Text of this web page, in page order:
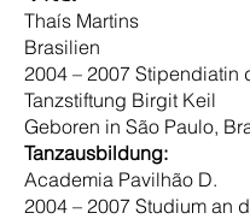
Thaís Martins
Brasilien
2004 – 2007 Stipendiatin
Tanzstiftung Birgit Keil
Geboren in São Paulo,
Tanzausbildung:
Academia Pavilhão D.
2004 – 2007 Studium an